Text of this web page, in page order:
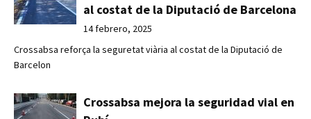
al costat de la Diputació de Barcelona
14 febrero, 2025
Crossabsa reforça la seguretat viària al costat de la Diputació de
Barcelon
Crossabsa mejora la seguridad vial en